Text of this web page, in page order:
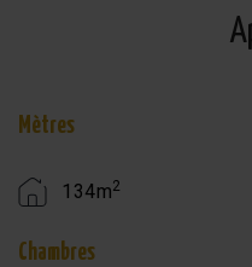
Mètres
134m2
Chambres